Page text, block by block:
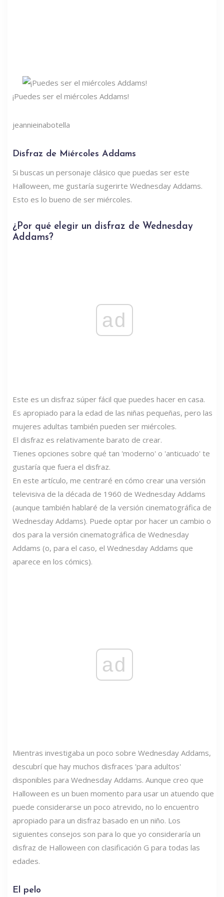
¡Puedes ser el miércoles Addams!
jeannieinabotella
Disfraz de Miércoles Addams
Si buscas un personaje clásico que puedas ser este
Halloween, me gustaría sugerirte Wednesday Addams.
Esto es lo bueno de ser miércoles.
¿Por qué elegir un disfraz de Wednesday
Addams?
ad
Este es un disfraz súper fácil que puedes hacer en casa.
Es apropiado para la edad de las niñas pequeñas, pero las
mujeres adultas también pueden ser miércoles.
El disfraz es relativamente barato de crear.
Tienes opciones sobre qué tan 'moderno' o 'anticuado' te
gustaría que fuera el disfraz.
En este artículo, me centraré en cómo crear una versión
televisiva de la década de 1960 de Wednesday Addams
(aunque también hablaré de la versión cinematográfica de
Wednesday Addams). Puede optar por hacer un cambio o
dos para la versión cinematográfica de Wednesday
Addams (o, para el caso, el Wednesday Addams que
aparece en los cómics).
ad
Mientras investigaba un poco sobre Wednesday Addams,
descubrí que hay muchos disfraces 'para adultos'
disponibles para Wednesday Addams. Aunque creo que
Halloween es un buen momento para usar un atuendo que
puede considerarse un poco atrevido, no lo encuentro
apropiado para un disfraz basado en un niño. Los
siguientes consejos son para lo que yo consideraría un
disfraz de Halloween con clasificación G para todas las
edades.
El pelo